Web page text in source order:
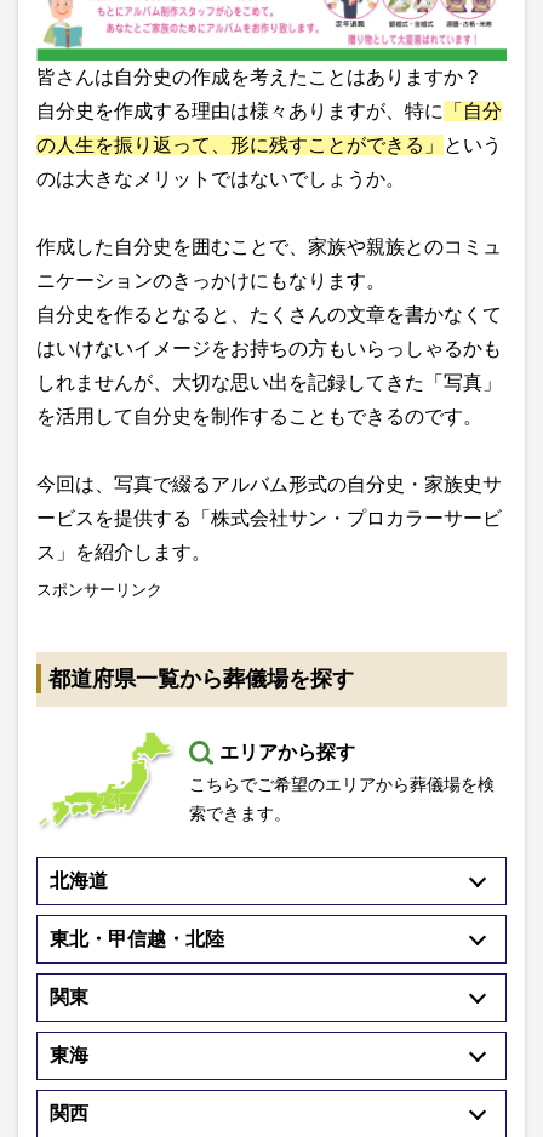
皆さんは自分史の作成を考えたことはありますか？
自分史を作成する理由は様々ありますが、特に
「自分
の人生を振り返って、形に残すことができる」
という
のは大きなメリットではないでしょうか。
作成した自分史を囲むことで、家族や親族とのコミュ
ニケーションのきっかけにもなります。
自分史を作るとなると、たくさんの文章を書かなくて
はいけないイメージをお持ちの方もいらっしゃるかも
しれませんが、大切な思い出を記録してきた「写真」
を活用して自分史を制作することもできるのです。
今回は、写真で綴るアルバム形式の自分史・家族史サ
ービスを提供する「株式会社サン・プロカラーサービ
ス」を紹介します。
スポンサーリンク
都道府県一覧から葬儀場を探す
エリアから探す
こちらでご希望のエリアから葬儀場を検
索できます。
北海道
東北・甲信越・北陸
関東
東海
関西